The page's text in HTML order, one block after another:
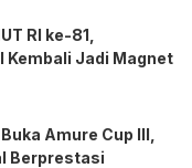
RI ke-81,
Kembali Jadi Magnet
Amure Cup III,
Berprestasi